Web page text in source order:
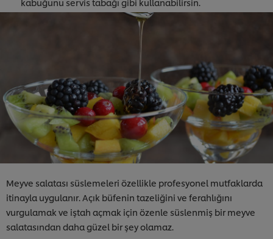
Meyve salatası süslemeleri özellikle profesyonel mutfaklarda
itinayla uygulanır. Açık büfenin tazeliğini ve ferahlığını
vurgulamak ve iştah açmak için özenle süslenmiş bir meyve
salatasından daha güzel bir şey olamaz.